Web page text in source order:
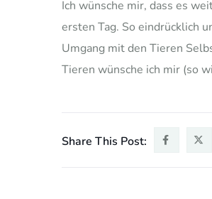
Ich wünsche mir, dass es
ersten Tag. So eindrücklich
Umgang mit den Tieren
Tieren wünsche ich mir (so
Share This Post: